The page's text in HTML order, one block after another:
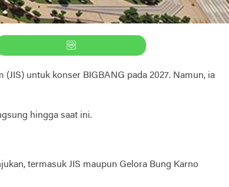
untuk konser BIGBANG pada 2027. Namun, ia
hingga saat ini.
termasuk JIS maupun Gelora Bung Karno